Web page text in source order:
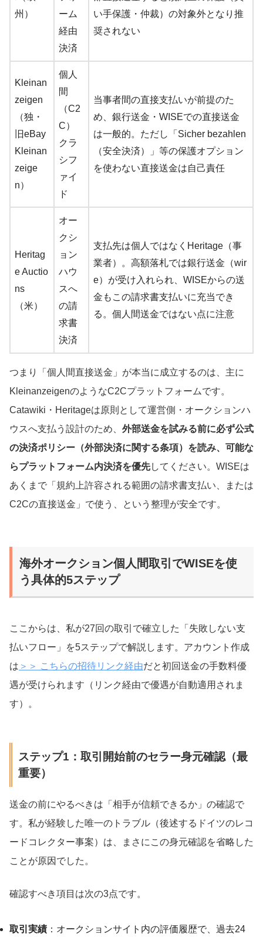
州）
ーム
経由
決済
い手保護・仲裁）の対象外となり推
奨されない
Kleinan
zeigen
（独・
旧eBay
Kleinan
zeige
n）
個人
間
（C2
C）
クラ
シフ
ァイ
ド
当事者間の直接支払いが前提のた
め、銀行送金・WISEでの直接送金
は一般的。ただし「Sicher bezahlen
（安全決済）」等の保護オプション
を使わない直接送金は自己責任
Heritag
e Auctio
ns
（米）
オー
クシ
ョン
ハウ
スへ
の請
求書
決済
支払先は個人ではなくHeritage（事
業者）。高額落札では銀行送金（wir
e）が受け入れられ、WISEからの送
金もこの請求書支払いに充当でき
る。個人間送金ではない点に注意
つまり「個人間直接送金」が本当に成立するのは、主に
KleinanzeigenのようなC2Cプラットフォームです。
Catawiki・Heritageは原則として運営側・オークションハ
ウスへ支払う設計のため、 外部送金を試みる前に必ず公式
の決済ポリシー（外部決済に関する条項）を読み、可能な
らプラットフォーム内決済を優先してください。WISEは
あくまで「規約上許容される範囲の請求書支払い、または
C2Cの直接送金」で使う、という整理が安全です。
海外オークション個人間取引でWISEを使
う具体的5ステップ
ここからは、私が27回の取引で確立した「失敗しない支
払いフロー」を5ステップで解説します。アカウント作成
は ＞＞ こちらの招待リンク経由だと初回送金の手数料優
遇が受けられます（リンク経由で優遇が自動適用されま
す）。
ステップ1：取引開始前のセラー身元確認（最
重要）
送金の前にやるべきは「相手が信頼できるか」の確認で
す。私が経験した唯一のトラブル（後述するドイツのレコ
ードコレクター事案）は、まさにこの身元確認を省略した
ことが原因でした。
確認すべき項目は次の3点です。
取引実績 ：オークションサイト内の評価履歴で、過去24